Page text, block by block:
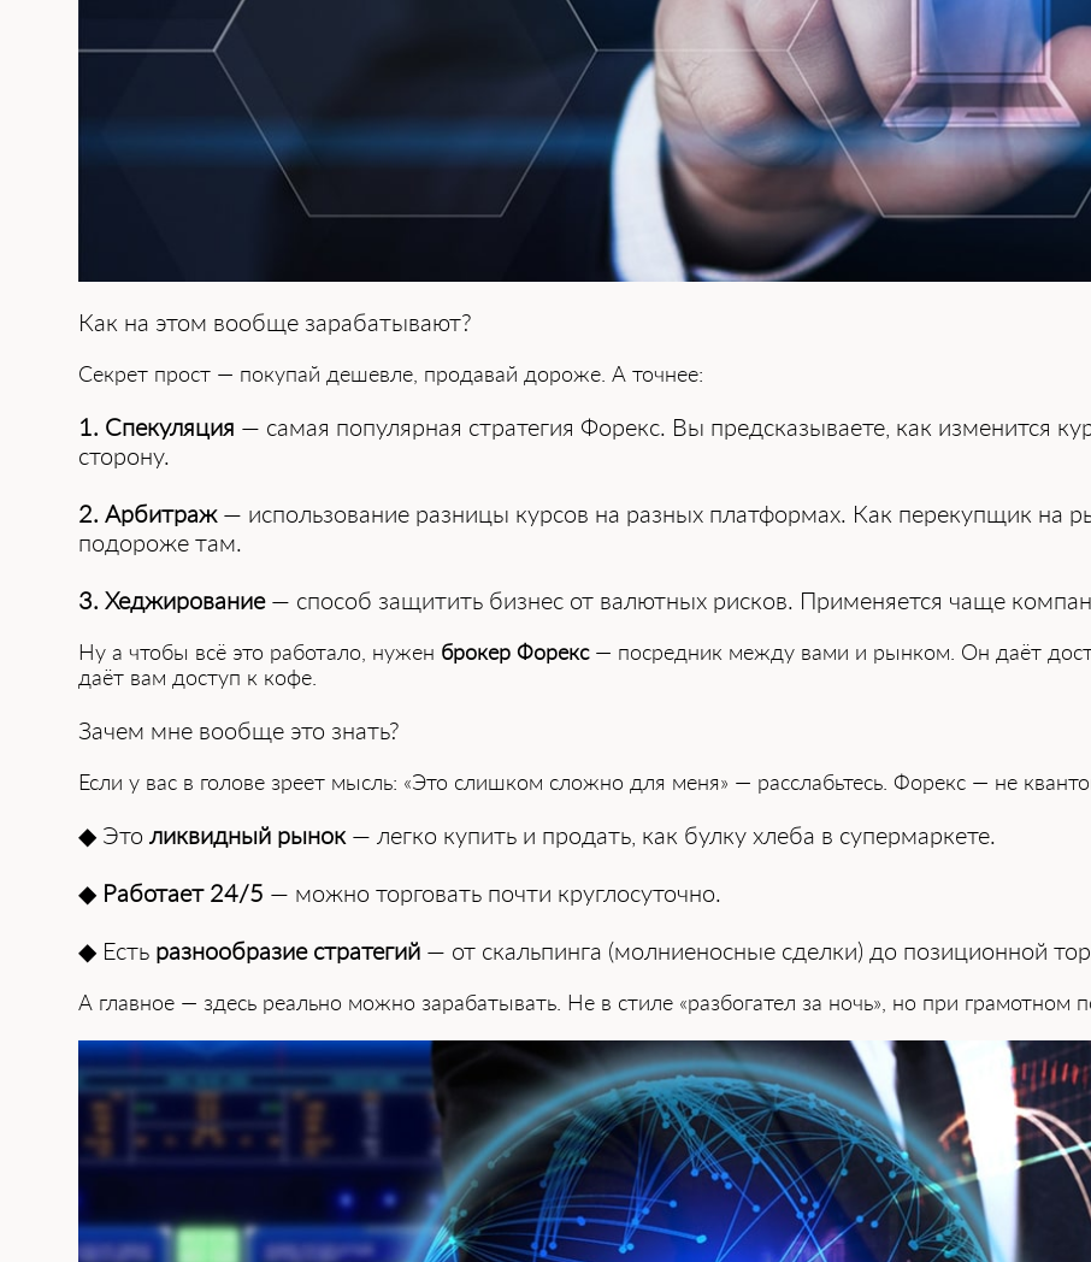
Как на этом вообще зарабатывают?
Секрет прост — покупай дешевле, продавай дороже. А точнее:
1. Спекуляция — самая популярная стратегия Форекс. Вы предсказываете, как изменится
сторону.
2. Арбитраж— использование разницы курсов на разных платформах. Как перекупщик на
подороже там.
3. Хеджирование— способ защитить бизнес от валютных рисков. Применяется чаще
Ну а чтобы всё это работало, нужен брокер Форекс— посредник между вами и рынком. Он даёт
даёт вам доступ к кофе.
Зачем мне вообще это знать?
Если у вас в голове зреет мысль: «Это слишком сложно для меня» — расслабьтесь. Форекс — не
◆ Это ликвидный рынок — легко купить и продать, как булку хлеба в супермаркете.
◆ Работает 24/5 — можно торговать почти круглосуточно.
◆ Есть разнообразие стратегий — от скальпинга (молниеносные сделки) до позиционной
А главное — здесь реально можно зарабатывать. Не в стиле «разбогател за ночь», но при грамотном